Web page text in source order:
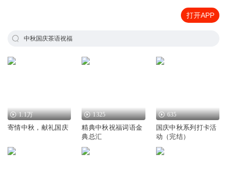
打开APP
中秋国庆茶语祝福
1.1万
寄情中秋，献礼国庆
1325
精典中秋祝福词语金
典总汇
635
国庆中秋系列打卡活
动（完结）